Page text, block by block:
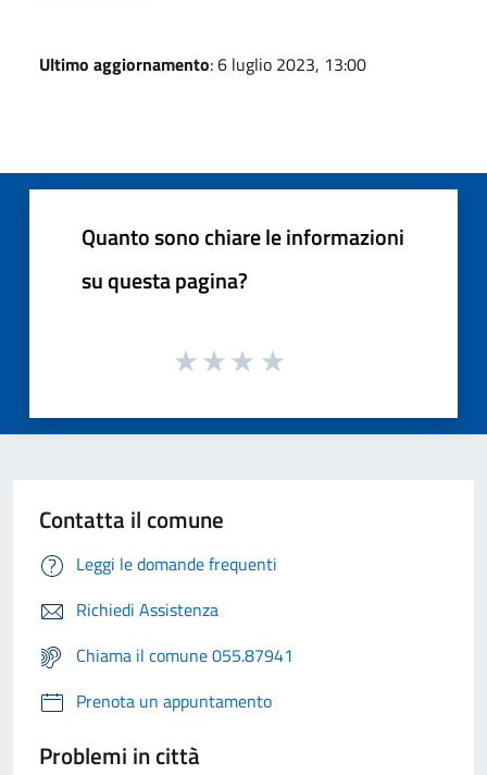
Ultimo aggiornamento: 6 luglio 2023, 13:00
Quanto sono chiare le informazioni
su questa pagina?
Contatta il comune
Leggi le domande frequenti
Richiedi Assistenza
Chiama il comune 055.87941
Prenota un appuntamento
Problemi in città